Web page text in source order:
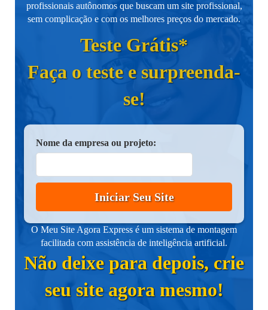
profissionais autônomos que buscam um site profissional,
sem complicação e com os melhores preços do mercado.
Teste Grátis*
Faça o teste e surpreenda-
se!
Nome da empresa ou projeto:
Iniciar Seu Site
O Meu Site Agora Express é um sistema de montagem
facilitada com assistência de inteligência artificial.
Não deixe para depois, crie
seu site agora mesmo!